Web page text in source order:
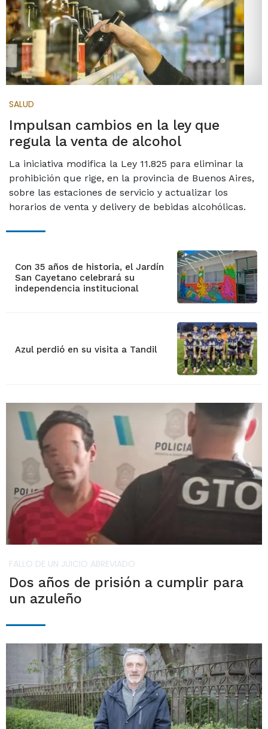
SALUD
Impulsan cambios en la ley que
regula la venta de alcohol
La iniciativa modifica la Ley 11.825 para eliminar la
prohibición que rige, en la provincia de Buenos Aires,
sobre las estaciones de servicio y actualizar los
horarios de venta y delivery de bebidas alcohólicas.
Con 35 años de historia, el Jardín
San Cayetano celebrará su
independencia institucional
Azul perdió en su visita a Tandil
FALLO DE UN JUICIO ABREVIADO
Dos años de prisión a cumplir para
un azuleño